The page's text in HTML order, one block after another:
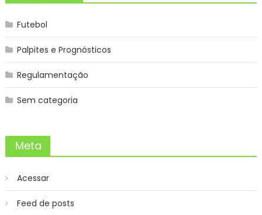
Futebol
Palpites e Prognósticos
Regulamentação
Sem categoria
Meta
Acessar
Feed de posts